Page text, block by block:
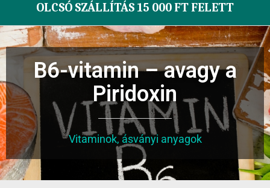
OLCSÓ SZÁLLÍTÁS 15 000 FT FELETT
B6-vitamin – avagy a
Piridoxin
Vitaminok, ásványi anyagok